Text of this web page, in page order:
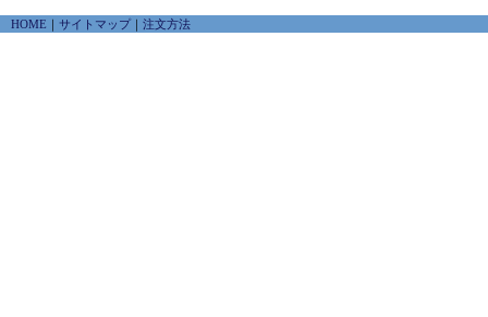
HOME ｜ サイトマップ｜ 注文方法